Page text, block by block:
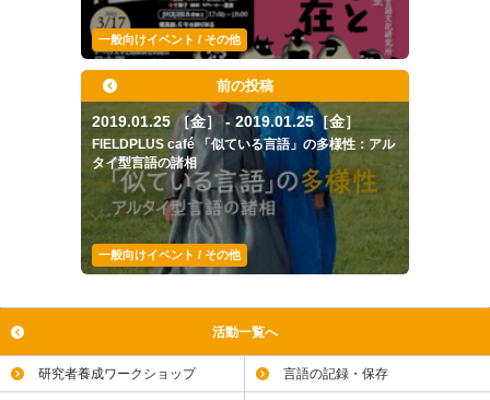
一般向けイベント / その他
前の投稿
2019.01.25 ［金］ - 2019.01.25［金］
FIELDPLUS café 「似ている言語」の多様性：アル
タイ型言語の諸相
一般向けイベント / その他
活動一覧へ
研究者養成ワークショップ 言語の記録・保存